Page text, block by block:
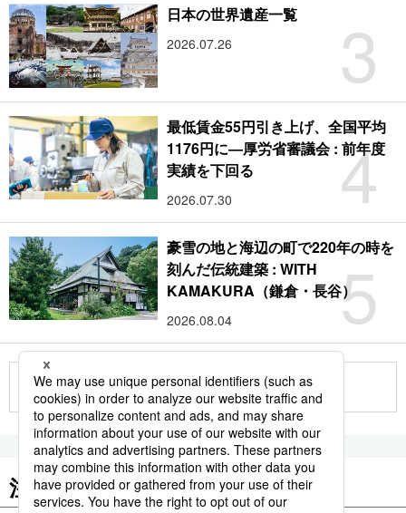
3
日本の世界遺産一覧
2026.07.26
4
最低賃金55円引き上げ、全国平均
1176円に―厚労省審議会 : 前年度
実績を下回る
2026.07.30
5
豪雪の地と海辺の町で220年の時を
刻んだ伝統建築 : WITH
KAMAKURA（鎌倉・長谷）
2026.08.04
もっと見る
注目のキーワード